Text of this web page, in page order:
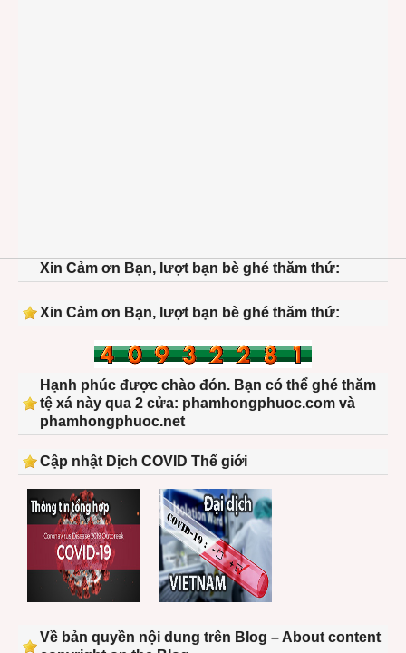
Xin Cảm ơn Bạn, lượt bạn bè ghé thăm thứ:
Xin Cảm ơn Bạn, lượt bạn bè ghé thăm thứ:
Hạnh phúc được chào đón. Bạn có thể ghé thăm
tệ xá này qua 2 cửa: phamhongphuoc.com và
phamhongphuoc.net
Cập nhật Dịch COVID Thế giới
Về bản quyền nội dung trên Blog – About content